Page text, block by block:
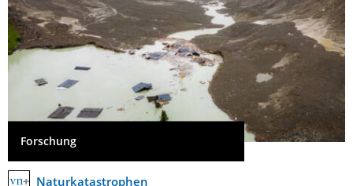
Forschung
Naturkatastrophen